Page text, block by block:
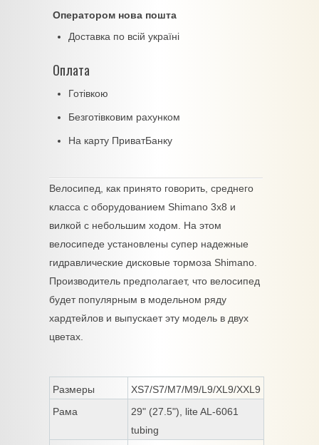
Оператором нова пошта
Доставка по всій україні
Оплата
Готівкою
Безготівковим рахунком
На карту ПриватБанку
Велосипед, как принято говорить, среднего
класса с оборудованием Shimano 3х8 и
вилкой с небольшим ходом. На этом
велосипеде установлены супер надежные
гидравлические дисковые тормоза Shimano.
Производитель предполагает, что велосипед
будет популярным в модельном ряду
хардтейлов и выпускает эту модель в двух
цветах.
Размеры
XS7/S7/M7/M9/L9/XL9/XXL9
Рама
29" (27.5"), lite AL-6061
tubing